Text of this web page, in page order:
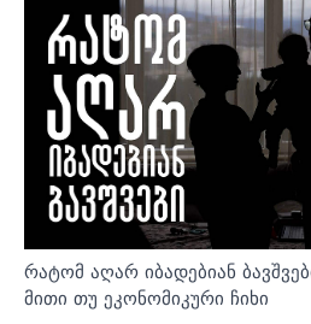
რატომ აღარ იბადებიან
მითი თუ ეკონომიკური ჩიხი